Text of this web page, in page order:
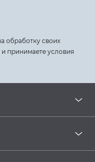
обработку своих
принимаете условия